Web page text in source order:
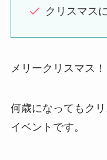
クリスマス
メリークリスマス！
何歳になってもク
イベントです。